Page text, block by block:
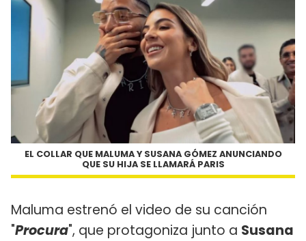
EL COLLAR QUE MALUMA Y SUSANA GÓMEZ ANUNCIANDO
QUE SU HIJA SE LLAMARÁ PARIS
Maluma estrenó el video de su canción
"Procura", que protagoniza junto a Susana